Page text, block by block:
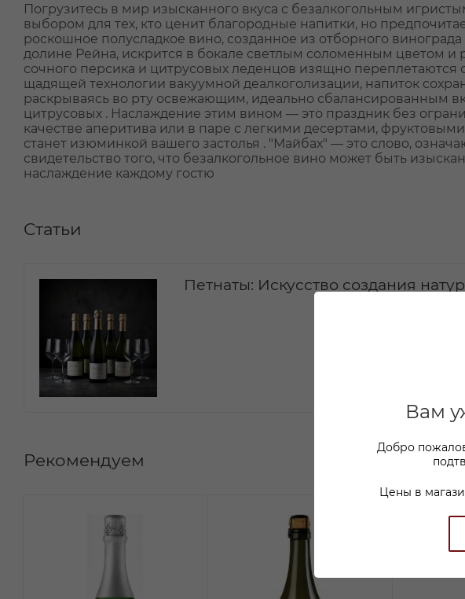
Вам
Добро
Цены в
Погрузитесь в мир изысканного вкуса с безалкогольным
выбором для тех, кто ценит благородные напитки, но
роскошное полусладкое вино, созданное из отборного
долине Рейна, искрится в бокале светлым соломенным цветом и
сочного персика и цитрусовых леденцов изящно переплетаются
щадящей технологии вакуумной деалкоголизации, напиток
раскрываясь во рту освежающим, идеально сбалансированным
цитрусовых . Наслаждение этим вином — это праздник без
качестве аперитива или в паре с легкими десертами,
станет изюминкой вашего застолья . "Майбах" — это слово,
свидетельство того, что безалкогольное вино может быть
наслаждение каждому гостю
Статьи
Петнаты: Искусство создания
Рекомендуем